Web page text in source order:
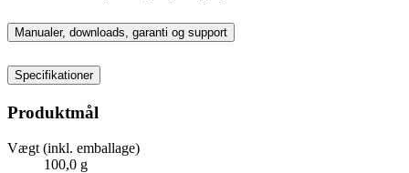
Manualer, downloads, garanti og support
Specifikationer
Produktmål
Vægt (inkl. emballage)
100,0 g